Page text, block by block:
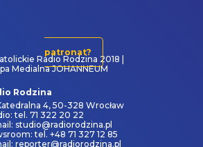
patronat?
Radio Rodzina 2018 |
Medialna JOHANNEUM
Rodzina
4, 50-328 Wrocław
tel. 71 322 20 22
studio@radiorodzina.pl
tel. +48 71 327 12 85
reporter@radiorodzina.pl